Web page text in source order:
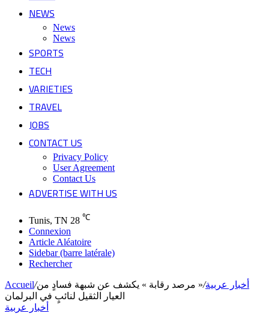
NEWS
News
News
SPORTS
TECH
VARIETIES
TRAVEL
JOBS
CONTACT US
Privacy Policy
User Agreement
Contact Us
ADVERTISE WITH US
Tunis, TN 28 ℃
Connexion
Article Aléatoire
Sidebar (barre latérale)
Rechercher
Accueil/ أخبار عربية/« مرصد رقابة » يكشف عن شبهة فسادٍ من
العيار الثقيل لنائبٍ في البرلمان
أخبار عربية